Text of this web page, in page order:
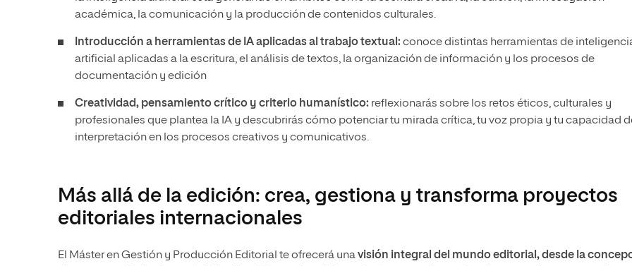
académica, la comunicación y la producción de contenidos culturales.
Introducción a herramientas de IA aplicadas al trabajo textual: conoce distintas herramientas de
artificial aplicadas a la escritura, el análisis de textos, la organización de información y los procesos de
documentación y edición
Creatividad, pensamiento crítico y criterio humanístico: reflexionarás sobre los retos éticos, culturales y
profesionales que plantea la IA y descubrirás cómo potenciar tu mirada crítica, tu voz propia y tu capacidad
interpretación en los procesos creativos y comunicativos.
Más allá de la edición: crea, gestiona y transforma proyectos
editoriales internacionales
El Máster en Gestión y Producción Editorial te ofrecerá unavisión integral del mundo editorial, desde la